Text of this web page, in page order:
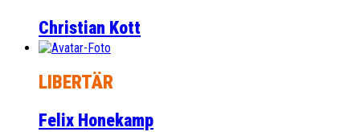
Christian Kott
LIBERTÄR
Felix Honekamp